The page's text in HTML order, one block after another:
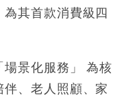
慧倉儲市場 加快海外
其首款消費級四
場景化服務」 為核
、老人照顧、家